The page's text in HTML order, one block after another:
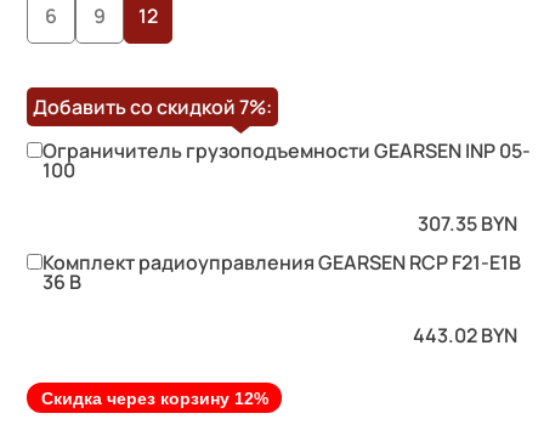
6 9 12
Добавить со скидкой7%:
Ограничитель грузоподъемности GEARSEN INP 05-
100
307.35BYN
Комплект радиоуправления GEARSEN RCP F21-E1B
36 B
443.02BYN
Скидка через корзину 12%